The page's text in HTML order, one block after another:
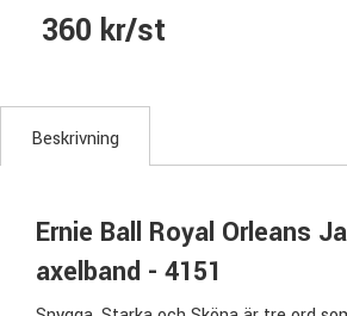
360 kr/st
Beskrivning
Ernie Ball Royal Orleans
axelband - 4151